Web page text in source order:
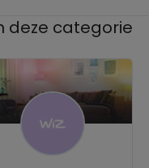
deze categorie